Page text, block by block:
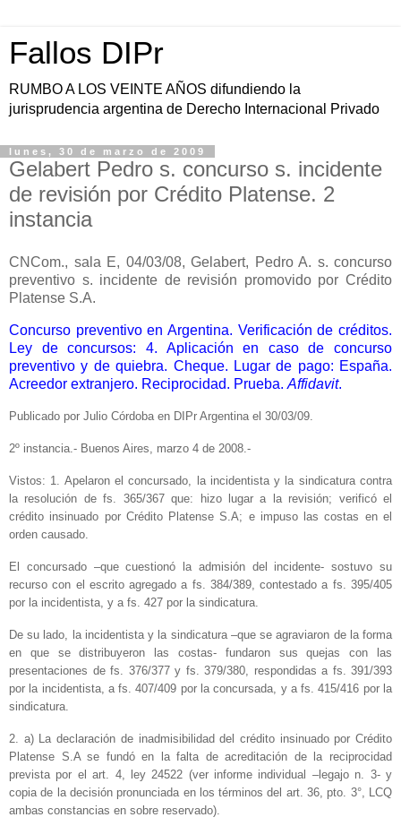
Fallos DIPr
RUMBO A LOS VEINTE AÑOS difundiendo la
jurisprudencia argentina de Derecho Internacional Privado
lunes, 30 de marzo de 2009
Gelabert Pedro s. concurso s. incidente
de revisión por Crédito Platense. 2
instancia
CNCom., sala E, 04/03/08, Gelabert, Pedro A. s. concurso
preventivo s. incidente de revisión promovido por Crédito
Platense S.A.
Concurso preventivo en Argentina. Verificación de créditos.
Ley de concursos: 4. Aplicación en caso de concurso
preventivo y de quiebra. Cheque. Lugar de pago: España.
Acreedor extranjero. Reciprocidad. Prueba. Affidavit.
Publicado por Julio Córdoba en DIPr Argentina el 30/03/09.
2º instancia.‑ Buenos Aires, marzo 4 de 2008.-
Vistos: 1. Apelaron el concursado, la incidentista y la sindicatura contra
la resolución de fs. 365/367 que: hizo lugar a la revisión; verificó el
crédito insinuado por Crédito Platense S.A; e impuso las costas en el
orden causado.
El concursado –que cuestionó la admisión del incidente‑ sostuvo su
recurso con el escrito agregado a fs. 384/389, contestado a fs. 395/405
por la incidentista, y a fs. 427 por la sindicatura.
De su lado, la incidentista y la sindicatura –que se agraviaron de la forma
en que se distribuyeron las costas‑ fundaron sus quejas con las
presentaciones de fs. 376/377 y fs. 379/380, respondidas a fs. 391/393
por la incidentista, a fs. 407/409 por la concursada, y a fs. 415/416 por la
sindicatura.
2. a) La declaración de inadmisibilidad del crédito insinuado por Crédito
Platense S.A se fundó en la falta de acreditación de la reciprocidad
prevista por el art. 4, ley 24522 (ver informe individual –legajo n. 3‑ y
copia de la decisión pronunciada en los términos del art. 36, pto. 3°, LCQ
ambas constancias en sobre reservado).